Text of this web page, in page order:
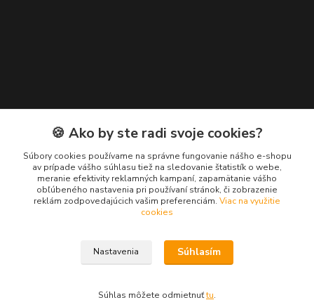
Kontakty
Zákaznícka podpora EuroNáradie
+421 911 629 846
(Po-Pia, 8-16 hod.)
info@euronaradie.sk
🍪 Ako by ste radi svoje cookies?
Súbory cookies používame na správne fungovanie nášho e-shopu
av prípade vášho súhlasu tiež na sledovanie štatistík o webe,
meranie efektivity reklamných kampaní, zapamätanie vášho
obľúbeného nastavenia pri používaní stránok, či zobrazenie
reklám zodpovedajúcich vašim preferenciám. Viac na využitie
cookies
Nastavenia Súhlasím
Súhlas môžete odmietnuťtu.